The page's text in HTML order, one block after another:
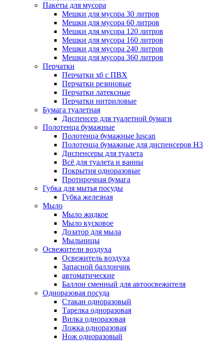
Пакеты для мусора
Мешки для мусора 30 литров
Мешки для мусора 60 литров
Мешки для мусора 120 литров
Мешки для мусора 160 литров
Мешки для мусора 240 литров
Мешки для мусора 360 литров
Перчатки
Перчатки хб с ПВХ
Перчатки резиновые
Перчатки латексные
Перчатки нитриловые
Бумага туалетная
Диспенсер для туалетной бумаги
Полотенца бумажные
Полотенца бумажные luscan
Полотенца бумажные для диспенсеров H3
Диспенсеры для туалета
Всё для туалета и ванны
Покрытия одноразовые
Протирочная бумага
Губка для мытья посуды
Губка железная
Мыло
Мыло жидкое
Мыло кусковое
Дозатор для мыла
Мыльницы
Освежители воздуха
Освежитель воздуха
Запасной баллончик
автоматические
Баллон сменный для автоосвежителя
Одноразовая посуда
Стакан одноразовый
Тарелка одноразовая
Вилка одноразовая
Ложка одноразовая
Нож одноразовый